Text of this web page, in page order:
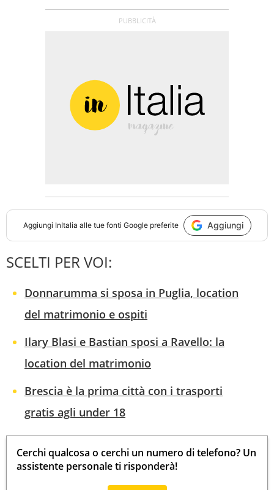
Aggiungi InItalia alle tue fonti Google preferite Aggiungi
SCELTI PER VOI:
Donnarumma si sposa in Puglia, location
del matrimonio e ospiti
Ilary Blasi e Bastian sposi a Ravello: la
location del matrimonio
Brescia è la prima città con i trasporti
gratis agli under 18
Cerchi qualcosa o cerchi un numero di telefono? Un
assistente personale ti risponderà!